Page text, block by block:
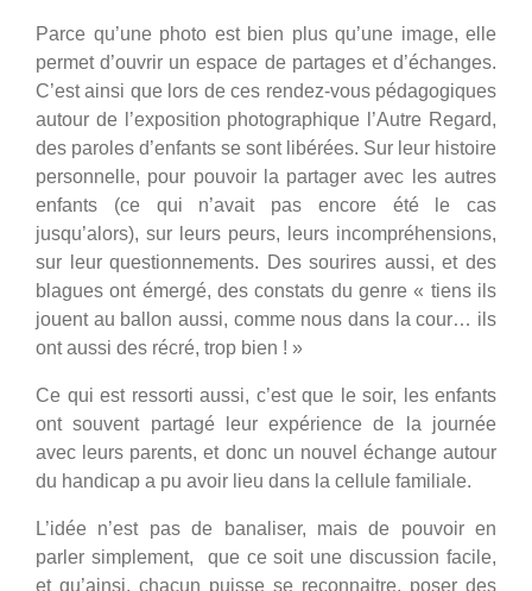
Parce qu’une photo est bien plus qu’une image, elle
permet d’ouvrir un espace de partages et d’échanges.
C’est ainsi que lors de ces rendez-vous pédagogiques
autour de l’exposition photographique l’Autre Regard,
des paroles d’enfants se sont libérées. Sur leur histoire
personnelle, pour pouvoir la partager avec les autres
enfants (ce qui n’avait pas encore été le cas
jusqu’alors), sur leurs peurs, leurs incompréhensions,
sur leur questionnements. Des sourires aussi, et des
blagues ont émergé, des constats du genre « tiens ils
jouent au ballon aussi, comme nous dans la cour… ils
ont aussi des récré, trop bien ! »
Ce qui est ressorti aussi, c’est que le soir, les enfants
ont souvent partagé leur expérience de la journée
avec leurs parents, et donc un nouvel échange autour
du handicap a pu avoir lieu dans la cellule familiale.
L’idée n’est pas de banaliser, mais de pouvoir en
parler simplement, que ce soit une discussion facile,
et qu’ainsi, chacun puisse se reconnaitre, poser des